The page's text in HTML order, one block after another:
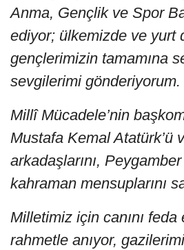
Anma, Gençlik ve Spor
ediyor; ülkemizde ve yurt
gençlerimizin tamamına
sevgilerimi gönderiyorum.
Millî Mücadele’nin
Mustafa Kemal Atatürk’ü
arkadaşlarını, Peygamber
kahraman mensuplarını
Milletimiz için canını
rahmetle anıyor,